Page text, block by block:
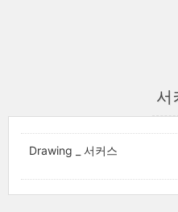
서
Drawing _ 서커스